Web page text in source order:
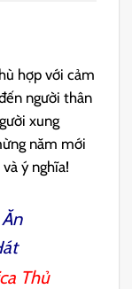
hợp với cảm
người thân
xung
năm mới
ý nghĩa!
Thủ